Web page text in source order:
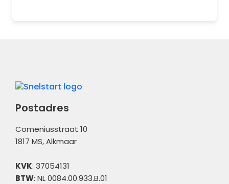
Postadres
Comeniusstraat 10
1817 MS, Alkmaar
KVK: 37054131
BTW: NL 0084.00.933.B.01